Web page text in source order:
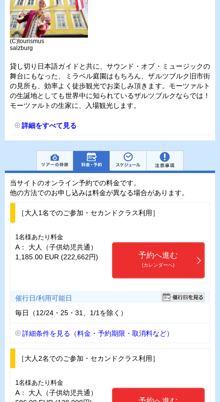
(C)tourismus
salzburg
貸し切り日本語ガイドと共に、サウンド・オブ・ミュージックの
舞台にもなった、ミラベル庭園はもちろん、ザルツブルク旧市街
の見所も、効率よく徒歩観光でお楽しみ頂きます。モーツァルト
の生誕地としても世界中に知られているザルツブルクならでは！
モーツァルトの生家に、入場観光します。
詳細をすべて見る
当サイトのオンライン予約での料金です。
他の方法でのお申し込みは料金が異なる場合があります。
［大人1名でのご参加・セカンドクラス利用］
1名様あたり料金
A： 大人（子供幼児共通）
1,185.00 EUR (222,662円)
予約へ進む
(カレンダーへ)
催行日/利用可能日
毎日（12/24・25・31、1/1を除く）
詳細条件を見る（料金・予約期限・取消料など）
［大人2名でのご参加・セカンドクラス利用］
1名様あたり料金
A： 大人（子供幼児共通）